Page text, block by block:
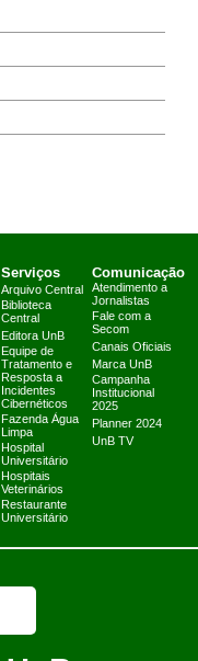
Serviços
Arquivo Central
Biblioteca
Central
Editora UnB
Equipe de
Tratamento e
Resposta a
Incidentes
Cibernéticos
Fazenda Água
Limpa
Hospital
Universitário
Hospitais
Veterinários
Restaurante
Universitário
Comunicação
Atendimento a
Jornalistas
Fale com a
Secom
Canais Oficiais
Marca UnB
Campanha
Institucional
2025
Planner 2024
UnB TV